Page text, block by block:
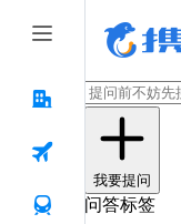
我要提问
问答标签